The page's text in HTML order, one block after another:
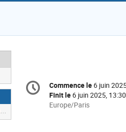
Information
de
Date/Heure
Commence le 6 juin
Finit le 6 juin 2025, 13:30
Toutes
Europe/Paris